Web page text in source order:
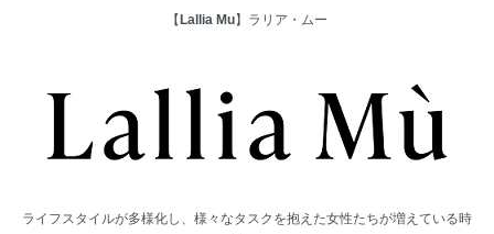
【 Lallia Mu】ラリア・ムー
ライフスタイルが多様化し、様々なタスクを抱えた女性たちが増えている時